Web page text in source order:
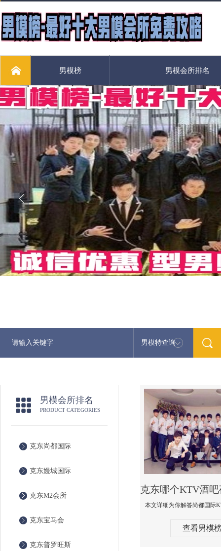
男模榜 男模会所排名
男模特查询
男模会所排名
PRODUCT CATEGORIES
克东尚都国际
克东嫚城国际
克东M2会所
克东宝马会
克东普罗旺斯
查看男模